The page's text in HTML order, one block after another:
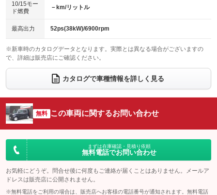
ベンチシート
：装備あり
チップアップシート
：装備なし
電動格納サードシート
：装備なし シートヒーター
：装備なし
ウォークスルー
電動リアゲート フロントカメラ
：装備なし
シートエアコン
：装備なし 全周囲カメラ
：装備なし
サイドカメラ
：装備なし ルーフレール
：装備なし
エアサスペンション ヘッドライトウォッシャー
10/15モー
ド燃費
－km/リットル
最高出力 52ps(38kW)/6900rpm
※新車時のカタログデータとなります。実際とは異なる場合がございますの
で、詳細は販売店にご確認ください。
カタログで車種情報を詳しく見る
無料 この車両に関するお問い合わせ
まずは在庫確認・見積り依頼
無料電話でお問い合わせ
お気軽にどうぞ。問合せ後に何度もご連絡が届くことはありません。メールア
ドレスは販売店に公開されません。
※無料電話をご利用の場合は、販売店へお客様の電話番号が通知されます。無料電話